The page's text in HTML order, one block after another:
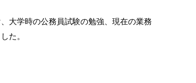
大学時の公務員試験の勉強、現在の業務
た。